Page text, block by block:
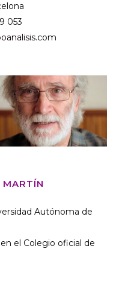
053
MARTÍN
Autónoma de
el Colegio oficial de